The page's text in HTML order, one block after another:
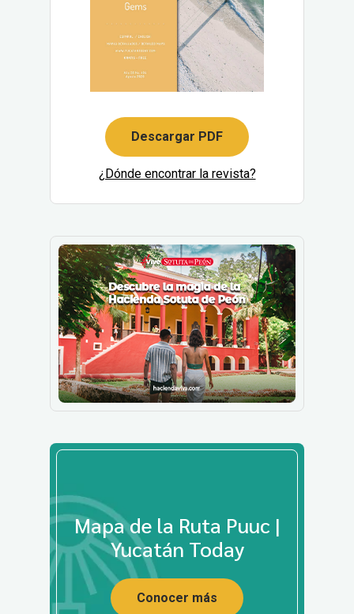
Descargar PDF
¿Dónde encontrar la revista?
Mapa de la Ruta Puuc |
Yucatán Today
Conocer más